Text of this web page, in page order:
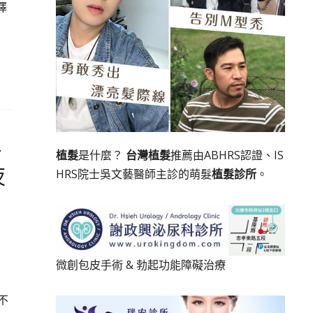
植髮是什麼？ 台灣植髮推薦由ABHRS認證、IS
HRS院士吳文藝醫師主診的萌髮植髮診所。
微創包皮手術&勃起功能障礙治療